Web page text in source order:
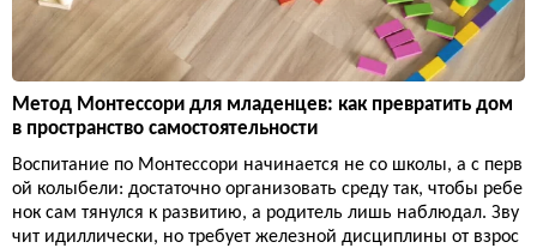
Метод Монтессори для младенцев: как превратить дом
в пространство самостоятельности
Воспитание по Монтессори начинается не со школы, а с перв
ой колыбели: достаточно организовать среду так, чтобы ребе
нок сам тянулся к развитию, а родитель лишь наблюдал. Зву
чит идиллически, но требует железной дисциплины от взрос